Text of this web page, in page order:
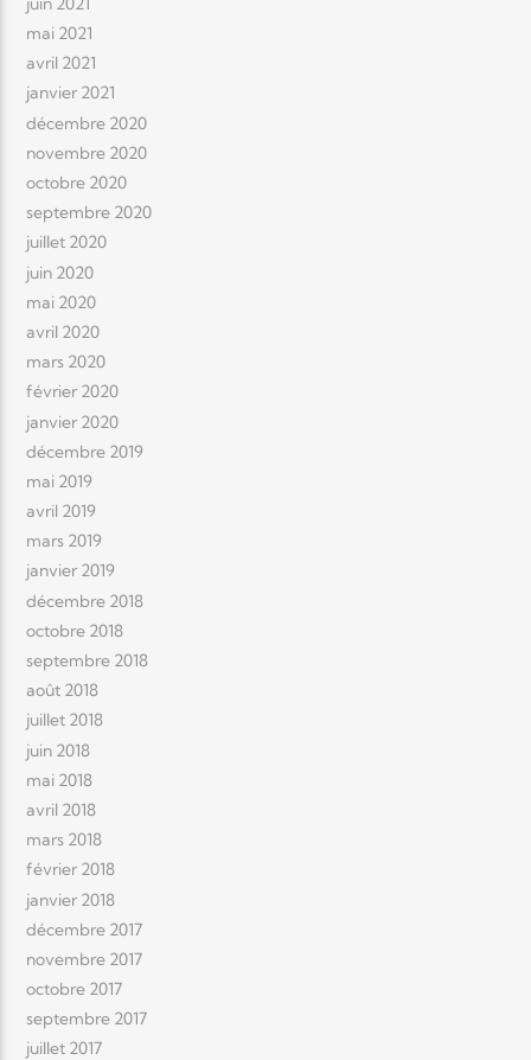
mai 2021
avril 2021
janvier 2021
décembre 2020
novembre 2020
octobre 2020
septembre 2020
juillet 2020
juin 2020
mai 2020
avril 2020
mars 2020
février 2020
janvier 2020
décembre 2019
mai 2019
avril 2019
mars 2019
janvier 2019
décembre 2018
octobre 2018
septembre 2018
août 2018
juillet 2018
juin 2018
mai 2018
avril 2018
mars 2018
février 2018
janvier 2018
décembre 2017
novembre 2017
octobre 2017
septembre 2017
juillet 2017